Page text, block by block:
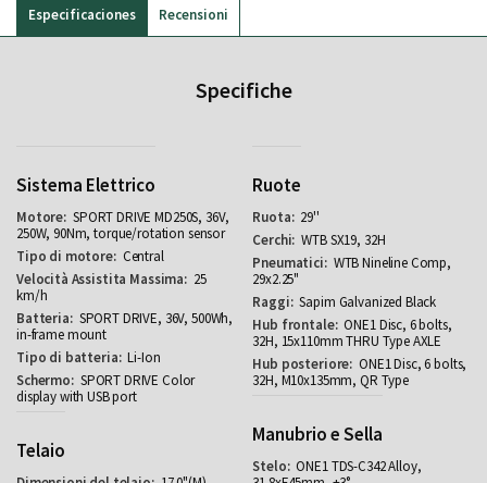
Especificaciones
Specifiche
Sistema Elettrico
SPORT DRIVE MD250S, 36V,
250W, 90Nm, torque/rotation sensor
Central
25
km/h
SPORT DRIVE, 36V, 500Wh,
in-frame mount
Li-Ion
SPORT DRIVE Color
display with USB port
Telaio
Ruote
29''
WTB SX19, 32H
WTB Nineline Comp,
29x2.25"
Sapim Galvanized Black
ONE1 Disc, 6 bolts,
32H, 15x110mm THRU Type AXLE
ONE1 Disc, 6 bolts,
32H, M10x135mm, QR Type
Manubrio e Sella
ONE1 TDS-C342 Alloy,
Recensioni